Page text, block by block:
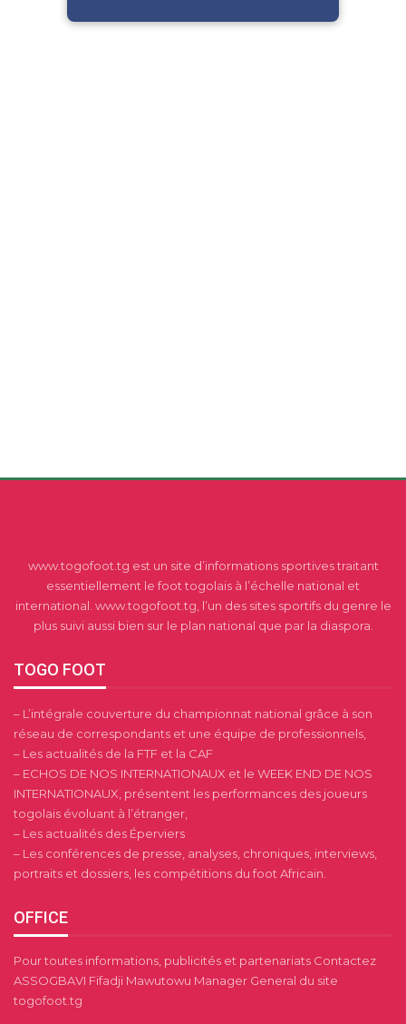
www.togofoot.tg est un site d’informations sportives traitant
essentiellement le foot togolais à l’échelle national et
international. www.togofoot.tg, l’un des sites sportifs du genre le
plus suivi aussi bien sur le plan national que par la diaspora.
TOGO FOOT
– L’intégrale couverture du championnat national grâce à son
réseau de correspondants et une équipe de professionnels,
– Les actualités de la FTF et la CAF
– ECHOS DE NOS INTERNATIONAUX et le WEEK END DE NOS
INTERNATIONAUX, présentent les performances des joueurs
togolais évoluant à l’étranger,
– Les actualités des Éperviers
– Les conférences de presse, analyses, chroniques, interviews,
portraits et dossiers, les compétitions du foot Africain.
OFFICE
Pour toutes informations, publicités et partenariats Contactez
ASSOGBAVI Fifadji Mawutowu Manager General du site
togofoot.tg